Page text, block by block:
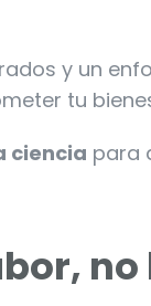
y un
tu
ciencia para